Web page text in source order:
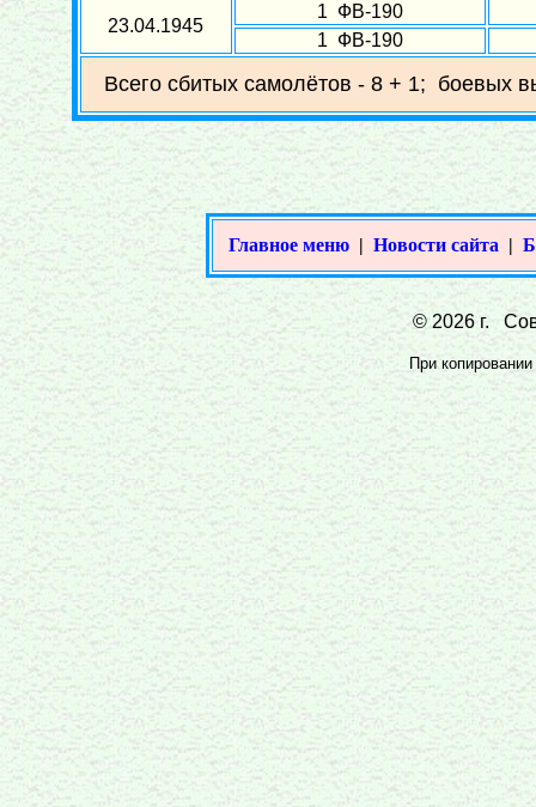
23.04.1945
1 ФВ-190
1 ФВ-190
Всего сбитых самолётов - 8 + 1; боевых
Главное меню | Новости сайта |
© 2026 г.
При